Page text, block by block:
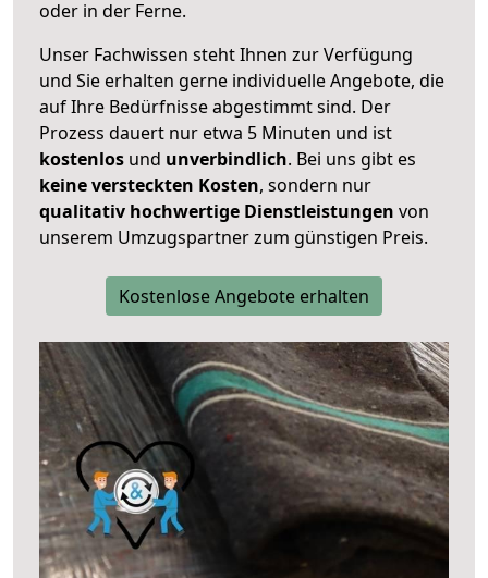
oder in der Ferne.
Unser Fachwissen steht Ihnen zur Verfügung
und Sie erhalten gerne individuelle Angebote, die
auf Ihre Bedürfnisse abgestimmt sind. Der
Prozess dauert nur etwa 5 Minuten und ist
kostenlos und unverbindlich. Bei uns gibt es
keine versteckten Kosten, sondern nur
qualitativ hochwertige Dienstleistungen von
unserem Umzugspartner zum günstigen Preis.
Kostenlose Angebote erhalten